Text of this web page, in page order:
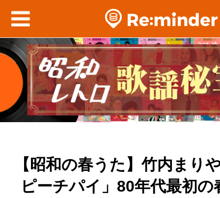
【昭和の春うた】竹内まり
ピーチパイ」80年代最初の